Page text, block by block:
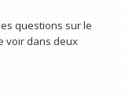
questions sur le
voir dans deux